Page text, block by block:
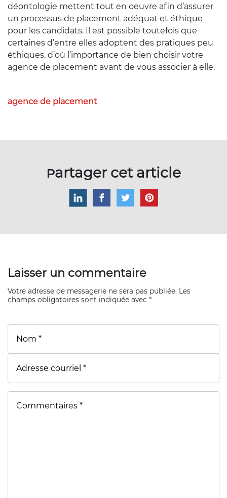
déontologie mettent tout en oeuvre afin d’assurer
un processus de placement adéquat et éthique
pour les candidats. Il est possible toutefois que
certaines d’entre elles adoptent des pratiques peu
éthiques, d’où l’importance de bien choisir votre
agence de placement avant de vous associer à elle.
agence de placement
Partager cet article
Laisser un commentaire
Votre adresse de messagerie ne sera pas publiée. Les
champs obligatoires sont indiquée avec *